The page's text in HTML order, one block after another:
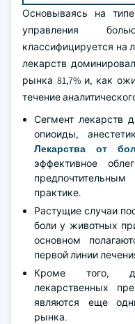
Основываясь на
управления
классифицируется на
лекарств
рынка 81,7% и, как
течение
Сегмент лекарств
опиоиды,
Лекарства от
эффективное
практике.
Растущие случаи
боли у животных
основном
первой линии
Кроме того,
лекарственных
являются еще
рынка.